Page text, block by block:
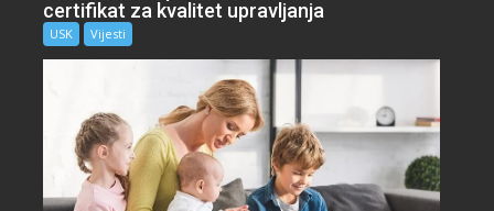
certifikat za kvalitet upravljanja
USK Vijesti